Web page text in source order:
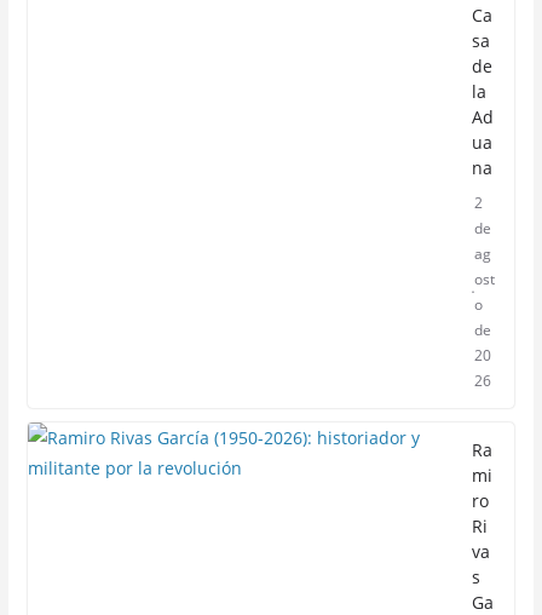
Ca
sa
de
la
Ad
ua
na
2
de
ag
ost
o
de
20
26
Ra
mi
ro
Ri
va
s
Ga